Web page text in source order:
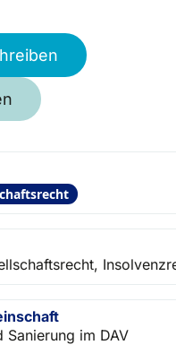
Sanierung im DAV